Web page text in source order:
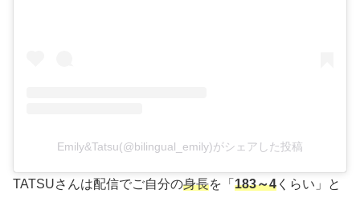
Emily&Tatsu(@bilingual_emily)がシェアした投稿
TATSUさんは配信でご自分の身長を「 183～4 くらい」と